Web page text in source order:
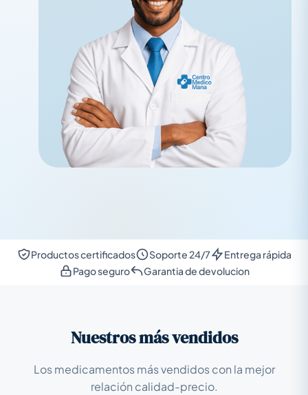
Productos certificados Soporte 24/7
Entrega rápida
Pago seguro
Garantia de devolucion
Nuestros más vendidos
Los medicamentos más vendidos con la mejor
relación calidad-precio.